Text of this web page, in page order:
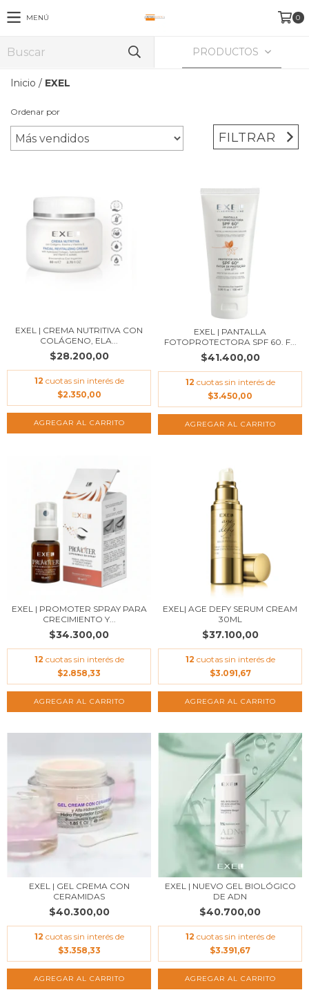
MENÚ 0
PRODUCTOS
Inicio / EXEL
Ordenar por
FILTRAR
EXEL | CREMA NUTRITIVA CON
COLÁGENO, ELA...
$28.200,00
12 cuotas sin interés de
$2.350,00
AGREGAR AL CARRITO
EXEL | PANTALLA
FOTOPROTECTORA SPF 60. F...
$41.400,00
12 cuotas sin interés de
$3.450,00
EXEL | PROMOTER SPRAY PARA
CRECIMIENTO Y...
$34.300,00
12 cuotas sin interés de
$2.858,33
EXEL| AGE DEFY SERUM CREAM
30ML
$37.100,00
12 cuotas sin interés de
$3.091,67
AGREGAR AL CARRITO
EXEL | GEL CREMA CON
CERAMIDAS
$40.300,00
12 cuotas sin interés de
$3.358,33
AGREGAR AL CARRITO
EXEL | NUEVO GEL BIOLÓGICO
DE ADN
$40.700,00
12 cuotas sin interés de
$3.391,67